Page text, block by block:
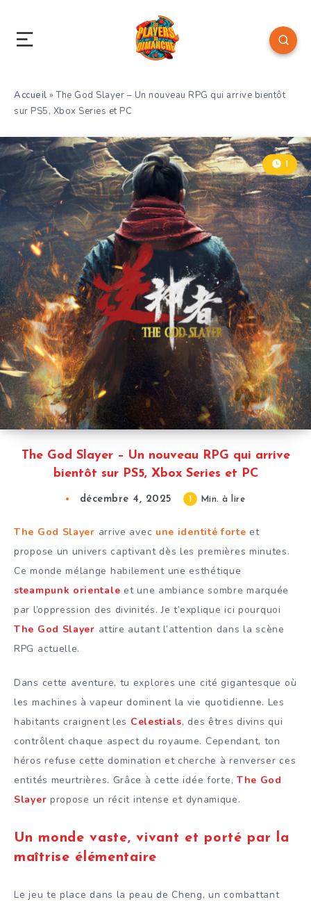
Accueil »The God Slayer – Un nouveau RPG qui arrive bientôt
sur PS5, Xbox Series et PC
The God Slayer – Un nouveau RPG qui arrive
bientôt sur PS5, Xbox Series et PC
1
décembre 4, 2025 1 Min. à lire
The God Slayer arrive avec une identité forte et
propose un univers captivant dès les premières minutes.
Ce monde mélange habilement une esthétique
steampunk orientale et une ambiance sombre marquée
par l’oppression des divinités. Je t’explique ici pourquoi
The God Slayer attire autant l’attention dans la scène
RPG actuelle.
Dans cette aventure, tu explores une cité gigantesque où
les machines à vapeur dominent la vie quotidienne. Les
habitants craignent les Celestials, des êtres divins qui
contrôlent chaque aspect du royaume. Cependant, ton
héros refuse cette domination et cherche à renverser ces
entités meurtrières. Grâce à cette idée forte, The God
Slayer propose un récit intense et dynamique.
Un monde vaste, vivant et porté par la
maîtrise élémentaire
Le jeu te place dans la peau de Cheng, un combattant